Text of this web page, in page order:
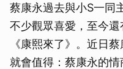
蔡康永過去與小S一同
不少觀眾喜愛，至今
《康熙來了》。近日
就會值得：蔡康永的情